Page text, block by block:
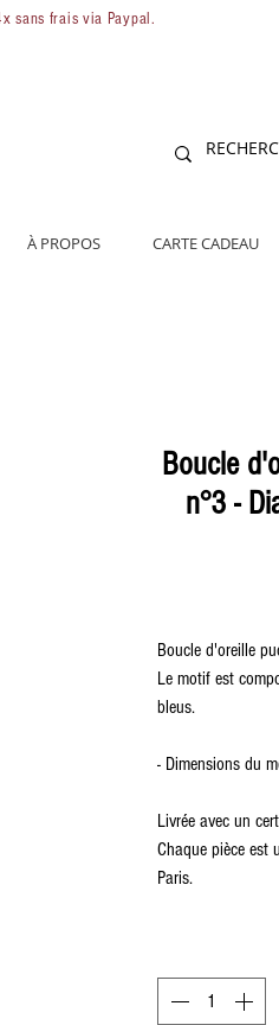
sans frais via Paypal.
À PROPOS CARTE CADEAU
Boucle
n°3 -
Boucle d'oreille
Le motif est
bleus.
- Dimensions du
Livrée avec un
Chaque pièce est
Paris.